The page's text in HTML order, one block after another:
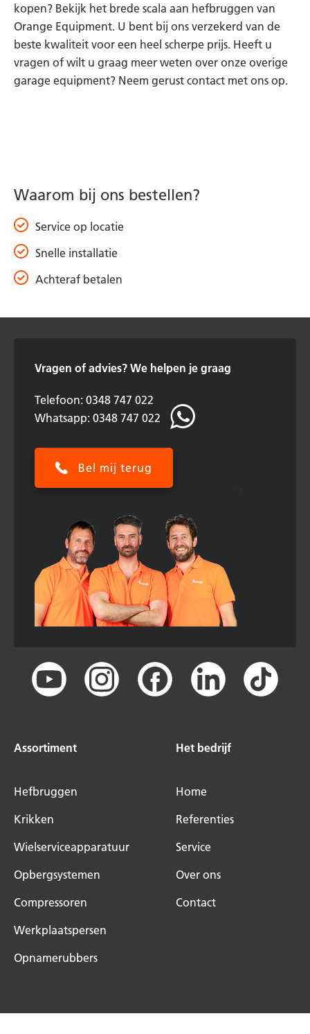
kopen? Bekijk het brede scala aan hefbruggen van
Orange Equipment. U bent bij ons verzekerd van de
beste kwaliteit voor een heel scherpe prijs. Heeft u
vragen of wilt u graag meer weten over onze overige
garage equipment? Neem gerust contact met ons op.
Waarom bij ons bestellen?
Service op locatie
Snelle installatie
Achteraf betalen
Vragen of advies? We helpen je graag
Telefoon: 0348 747 022
Whatsapp: 0348 747 022
Bel mij terug
Assortiment
Hefbruggen
Krikken
Wielserviceapparatuur
Opbergsystemen
Compressoren
Werkplaatspersen
Opnamerubbers
Het bedrijf
Home
Referenties
Service
Over ons
Contact